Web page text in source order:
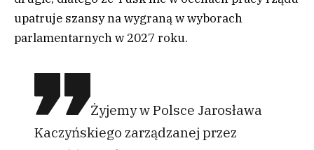
upatruje szansy na wygraną w wyborach
parlamentarnych w 2027 roku.
Żyjemy w Polsce Jarosława
Kaczyńskiego zarządzanej przez